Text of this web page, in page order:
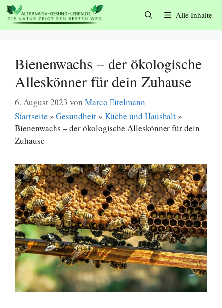
Zum
Inhalt
springen
Alle Inhalte
Bienenwachs – der ökologische
Alleskönner für dein Zuhause
6. August 2023 von Marco Eitelmann
Startseite » Gesundheit » Küche und Haushalt »
Bienenwachs – der ökologische Alleskönner für dein
Zuhause